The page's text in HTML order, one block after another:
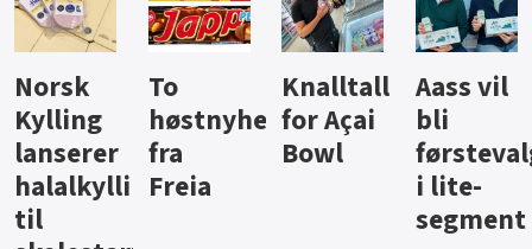
Knalltall
for Açai
Bowl
Aass vil
bli
førstevalg
i lite-
Brus og
jus fra
Berentsen
Hard
iste fra
Hansa